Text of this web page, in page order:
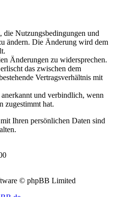
die Nutzungsbedingungen und
ändern. Die Änderung wird dem
Änderungen zu widersprechen.
das zwischen dem
Vertragsverhältnis mit
und verbindlich, wenn
zugestimmt hat.
Ihren persönlichen Daten sind
© phpBB Limited